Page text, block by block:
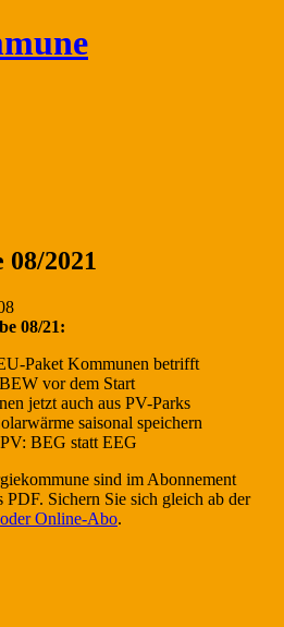
2021
08/21:
Paket Kommunen betrifft
vor dem Start
jetzt auch aus PV-Parks
saisonal speichern
BEG statt EEG
sind im Abonnement
Sichern Sie sich gleich ab der
Online-Abo.